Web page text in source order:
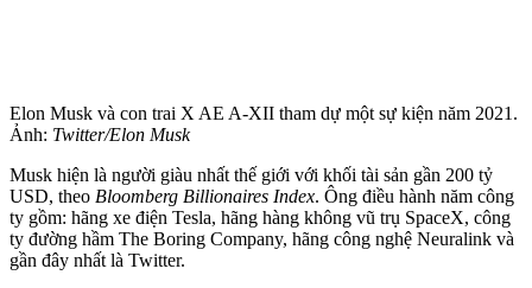
Elon Musk và con trai X AE A-XII tham dự một sự kiện năm 2021.
Ảnh: Twitter/Elon Musk
Musk hiện là người giàu nhất thế giới với khối tài sản gần 200 tỷ
USD, theo Bloomberg Billionaires Index. Ông điều hành năm công
ty gồm: hãng xe điện Tesla, hãng hàng không vũ trụ SpaceX, công
ty đường hầm The Boring Company, hãng công nghệ Neuralink và
gần đây nhất là Twitter.